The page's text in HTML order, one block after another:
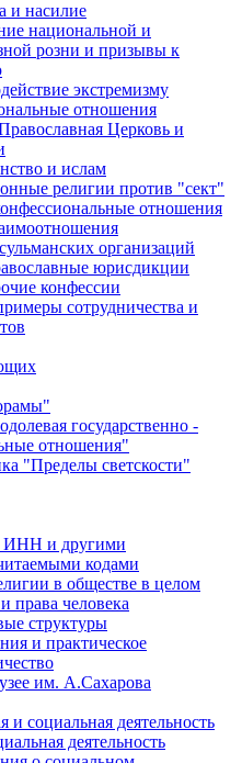
и насилие
национальной и
розни и призывы к
экстремизму
отношения
Церковь и
и ислам
религии против "сект"
отношения
организаций
юрисдикции
конфессии
сотрудничества и
государственно -
отношения"
"Пределы светскости"
ИНН и другими
кодами
в обществе в целом
права человека
структуры
и практическое
им. А.Сахарова
и социальная деятельность
деятельность